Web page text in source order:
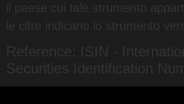
il paese cui tale strumento
le cifre indicano lo strumento
Reference: ISIN -
Securities Identification